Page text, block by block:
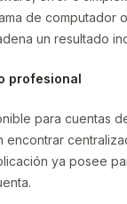
de computador
un resultado
profesional
para cuentas
ya posee